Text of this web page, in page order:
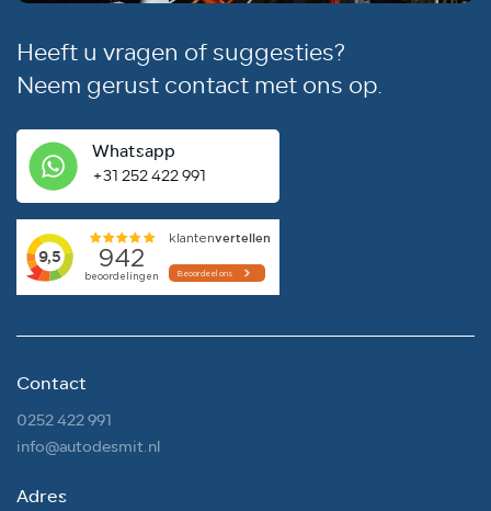
Heeft u vragen of suggesties?
Neem gerust contact met ons op.
Whatsapp
+31 252 422 991
Contact
0252 422 991
info@autodesmit.nl
Adres